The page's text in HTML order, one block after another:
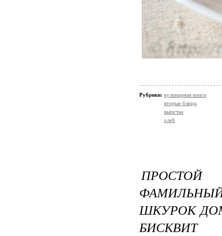
Рубрики: кулинарная книга
вторые блюда
выпечка
хлеб
ШКУРОК
БИСКВИТ